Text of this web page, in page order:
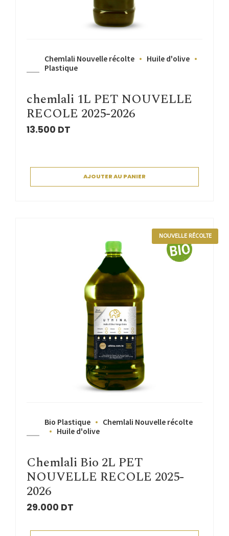
Chemlali Nouvelle récolte
Huile d'olive
Plastique
chemlali 1L PET NOUVELLE
RECOLE 2025-2026
13.500 DT
AJOUTER AU PANIER
NOUVELLE RÉCOLTE
Bio Plastique
Chemlali Nouvelle récolte
Huile d'olive
Chemlali Bio 2L PET
NOUVELLE RECOLE 2025-
2026
29.000 DT